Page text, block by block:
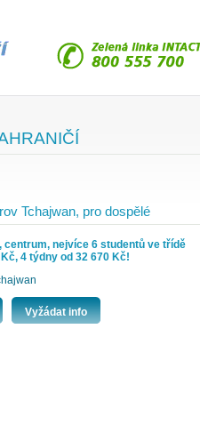
Tchajwan, pro dospělé
centrum, nejvíce 6 studentů ve třídě
4 týdny od 32 670 Kč!
Vyžádat info